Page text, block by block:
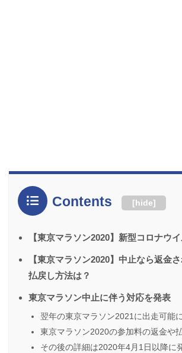
Contents [hide]
【東京マラソン2020】新型コロナウ
【東京マラソン2020】中止なら返金
払戻し方法は？
東京マラソン中止に伴う対応を発表
翌年の東京マラソン2021に出走可能に
東京マラソン2020の参加料の返金や
その後の詳細は2020年4月1日以降に